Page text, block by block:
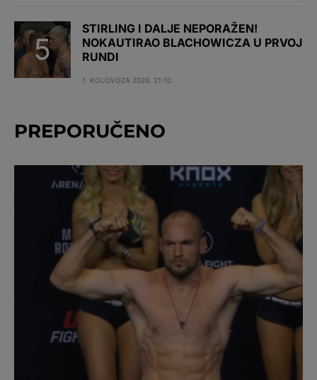
STIRLING I DALJE NEPORAŽEN!
NOKAUTIRAO BLACHOWICZA U PRVOJ
RUNDI
1. KOLOVOZA 2026. 21:10
PREPORUČENO